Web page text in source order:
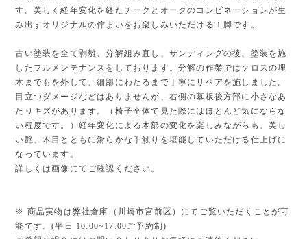
す。美しく経年変化を経たチークとオークのコンビネーションが生
み出すオリジナルの佇まいをお楽しみいただける１脚です。
古い塗装を全て剥離、分解組み直し、サンディングの後、塗装を施
したフルメンテナンスをしております。分解の作業ではクロスの埋
木までもを外して、細部にわたるまで丁寧にリペアを施しました。
目立つダメージなどはありませんが、右側の幕板後方部に小さなあ
たりキズがあります。（椅子全体で見た際にはほとんど気にならな
い程度です。）経年変化による木部の変化を楽しみながらも、美し
い艶、木目とともに滑らかな手触りを堪能していただける仕上げに
なっています。
詳しくは画像にてご確認ください。
※ 商品実物は弊社倉庫（川崎市宮前区）にてご覧いただくことが可
能です。(平日 10:00~17:00ご予約制)